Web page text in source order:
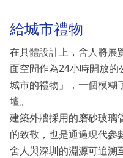
給城市禮物
在具體設計上，舍人將展
面空間作為24小時開放的
城市的禮物」，一個模糊
壇。
建築外牆採用的磨砂玻璃
的致敬，也是通過現代參
舍人與深圳的淵源可追溯